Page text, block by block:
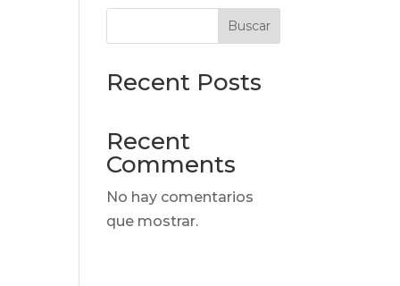
Buscar
Recent Posts
Recent
Comments
No hay comentarios
que mostrar.